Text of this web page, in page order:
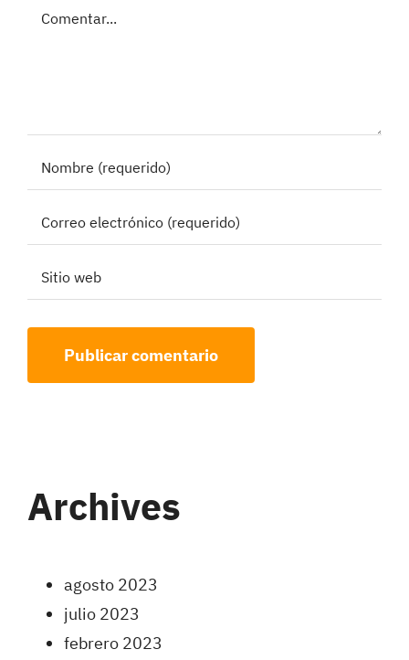
Comentar
Archives
agosto 2023
julio 2023
febrero 2023